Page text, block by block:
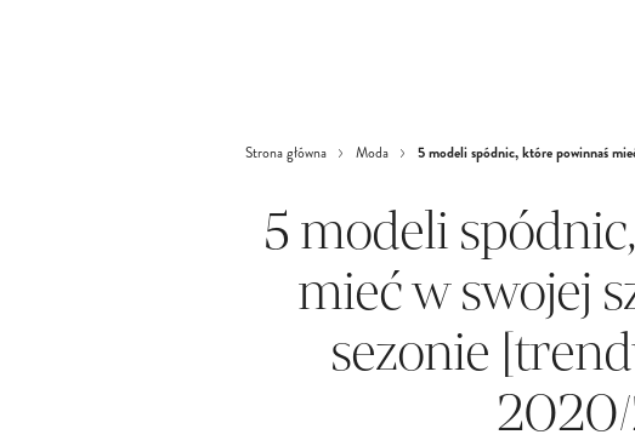
Strona główna Moda 5 modeli spódnic, które powinnaś
5 modeli
mieć w swojej
sezonie